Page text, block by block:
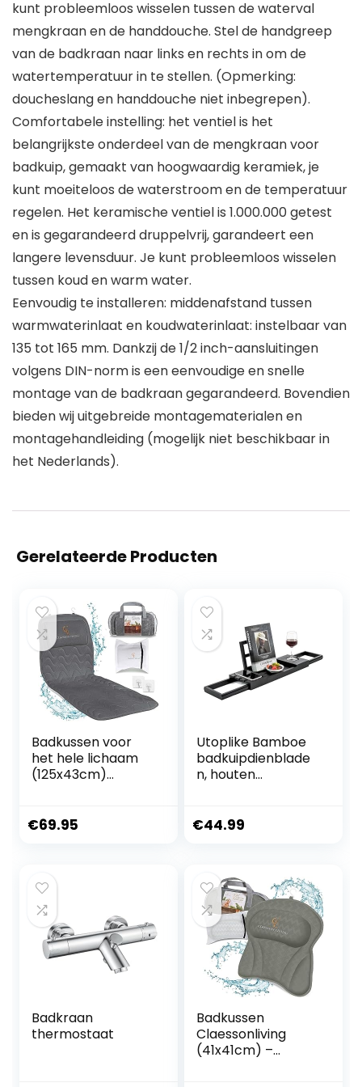
kunt probleemloos wisselen tussen de waterval
mengkraan en de handdouche. Stel de handgreep
van de badkraan naar links en rechts in om de
watertemperatuur in te stellen. (Opmerking:
doucheslang en handdouche niet inbegrepen).
Comfortabele instelling: het ventiel is het
belangrijkste onderdeel van de mengkraan voor
badkuip, gemaakt van hoogwaardig keramiek, je
kunt moeiteloos de waterstroom en de temperatuur
regelen. Het keramische ventiel is 1.000.000 getest
en is gegarandeerd druppelvrij, garandeert een
langere levensduur. Je kunt probleemloos wisselen
tussen koud en warm water.
Eenvoudig te installeren: middenafstand tussen
warmwaterinlaat en koudwaterinlaat: instelbaar van
135 tot 165 mm. Dankzij de 1/2 inch-aansluitingen
volgens DIN-norm is een eenvoudige en snelle
montage van de badkraan gegarandeerd. Bovendien
bieden wij uitgebreide montagematerialen en
montagehandleiding (mogelijk niet beschikbaar in
het Nederlands).
Gerelateerde Producten
Badkussen voor
het hele lichaam
(125x43cm)
Hoofdsteun met 12
Benen –
Inbegrepen:
Badmatras,
Reistas en 2
Ophanghaken
€69.95
Utoplike Bamboe
badkuipdienblade
n, houten
uitbreidbare
verstelbare armen
€44.99
Badkraan
thermostaat
Badkussen
Claessonliving
(41x41cm) –